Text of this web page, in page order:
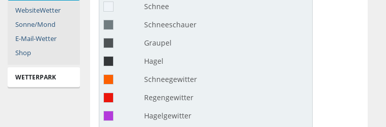
WebsiteWetter
Sonne/Mond
E-Mail-Wetter
Shop
WETTERPARK
Schnee
Schneeschauer
Graupel
Hagel
Schneegewitter
Regengewitter
Hagelgewitter